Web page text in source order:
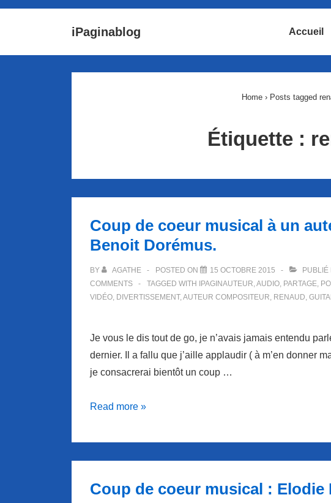
iPaginablog Accueil
Home › Posts tagged
Étiquette :
Coup de coeur musical à un
Benoit Dorémus.
BY AGATHE POSTED ON 15 OCTOBRE 2015 PUBLIÉ
COMMENTS
TAGGED WITH IPAGINAUTEUR,AUDIO, PARTAGE,
VIDÉO, DIVERTISSEMENT,AUTEUR COMPOSITEUR, RENAUD,
Je vous le dis tout de go, je n’avais jamais entendu
dernier. Il a fallu que j’aille applaudir ( à m’en donner
je consacrerai bientôt un coup …
Coup
coeur
un
Read more »
Coup de coeur musical : Elodie